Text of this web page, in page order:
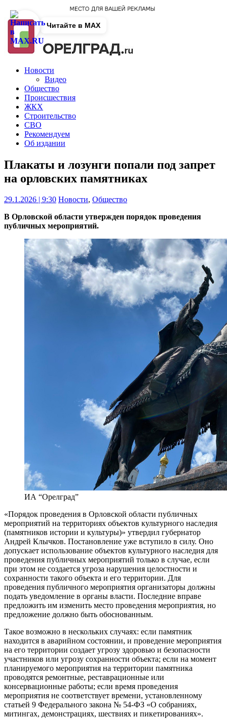
Новости
Видео
Общество
Происшествия
ЖКХ
Строительство
СВО
Рекомендуем
Об издании
Плакаты и лозунги попали под запрет
на орловских памятниках
29.1.2026 | 9:30 Новости, Общество
В Орловской области утвержден порядок проведения
публичных мероприятий.
ИА “Орелград”
«Порядок проведения в Орловской области публичных
мероприятий на территориях объектов культурного наследия
(памятников истории и культуры)» утвердил губернатор
Андрей Клычков. Постановление уже вступило в силу. Оно
допускает использование объектов культурного наследия для
проведения публичных мероприятий только в случае, если
при этом не создается угроза нарушения целостности и
сохранности такого объекта и его территории. Для
проведения публичного мероприятия организаторы должны
подать уведомление в органы власти. Последние вправе
предложить им изменить место проведения мероприятия, но
предложение должно быть обоснованным.
Такое возможно в нескольких случаях: если памятник
находится в аварийном состоянии, и проведение мероприятия
на его территории создает угрозу здоровью и безопасности
участников или угрозу сохранности объекта; если на момент
планируемого мероприятия на территории памятника
проводятся ремонтные, реставрационные или
консервационные работы; если время проведения
мероприятия не соответствует времени, установленному
статьей 9 Федерального закона № 54-ФЗ «О собраниях,
митингах, демонстрациях, шествиях и пикетированиях».
Читайте в MAX